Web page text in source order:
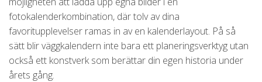
fotokalenderkombination, där tolv av dina
favoritupplevelser ramas in av en kalenderlayout. På så
sätt blir väggkalendern inte bara ett planeringsverktyg utan
också ett konstverk som berättar din egen historia under
årets gång.